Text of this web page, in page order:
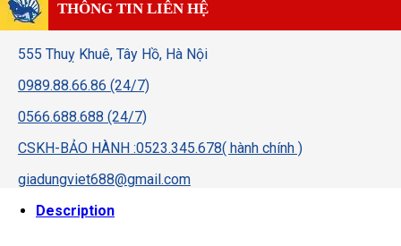
THÔNG TIN LIÊN HỆ
555 Thuỵ Khuê, Tây Hồ, Hà Nội
0989.88.66.86 (24/7)
0566.688.688 (24/7)
CSKH-BẢO HÀNH :0523.345.678( hành chính )
giadungviet688@gmail.com
Description